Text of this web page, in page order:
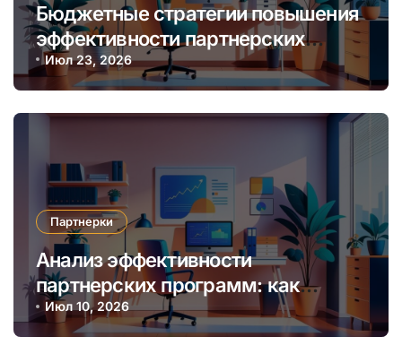
Бюджетные стратегии повышения
эффективности партнерских
программ через автоматизацию и
аналитику
Июл 23, 2026
Партнерки
Анализ эффективности
партнерских программ: как
выбрать наиболее прибыльную
нишу и алгоритмы мониторинга
Июл 10, 2026